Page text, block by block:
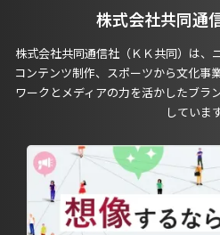
株式会社共同通
株式会社共同通信社（ＫＫ共同）は、
コンテンツ制作、スポーツから文化事
ワークとメディアの力を活かしたブラ
しています